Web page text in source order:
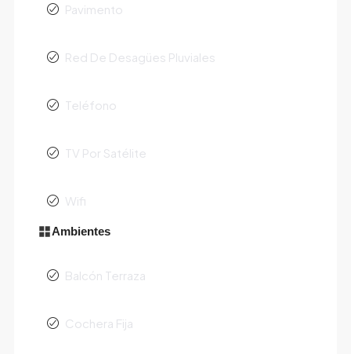
Pavimento
Red De Desagües Pluviales
Teléfono
TV Por Satélite
Wifi
Ambientes
Balcón Terraza
Cochera Fija